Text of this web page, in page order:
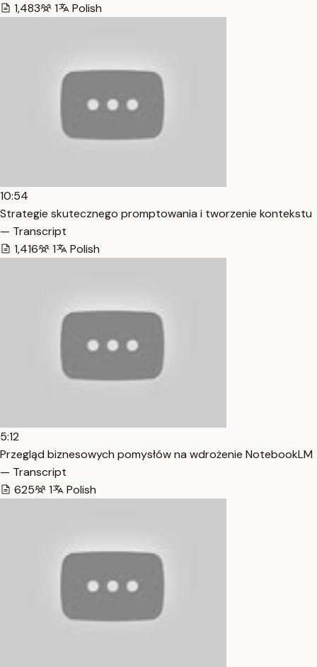
1,483
1 Polish
10:54
Strategie skutecznego promptowania i tworzenie kontekstu
— Transcript
1,416
1 Polish
5:12
Przegląd biznesowych pomysłów na wdrożenie NotebookLM
— Transcript
625
1 Polish